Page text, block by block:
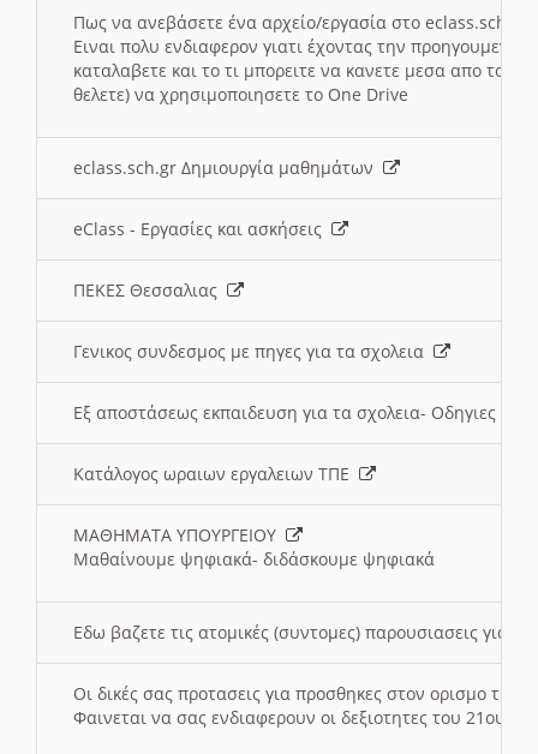
Πως να ανεβάσετε ένα αρχείο/εργασία στο eclass.sch.gr
Ειναι πολυ ενδιαφερον γιατι έχοντας την
καταλαβετε και το τι μπορειτε να κανετε μεσα απο το
θελετε) να χρησιμοποιησετε το One Drive
eclass.sch.gr Δημιουργία μαθημάτων
eClass - Εργασίες και ασκήσεις
ΠΕΚΕΣ Θεσσαλιας
Γενικος συνδεσμος με πηγες για τα σχολεια
Εξ αποστάσεως εκπαιδευση για τα σχολεια- Οδηγιες
Κατάλογος ωραιων εργαλειων ΤΠΕ
ΜΑΘΗΜΑΤΑ ΥΠΟΥΡΓΕΙΟΥ
Μαθαίνουμε ψηφιακά- διδάσκουμε ψηφιακά
Εδω βαζετε τις ατομικές (συντομες) παρουσιασεις για
Οι δικές σας προτασεις για προσθηκες στον ορισμο
Φαινεται να σας ενδιαφερουν οι δεξιοτητες του 21ου